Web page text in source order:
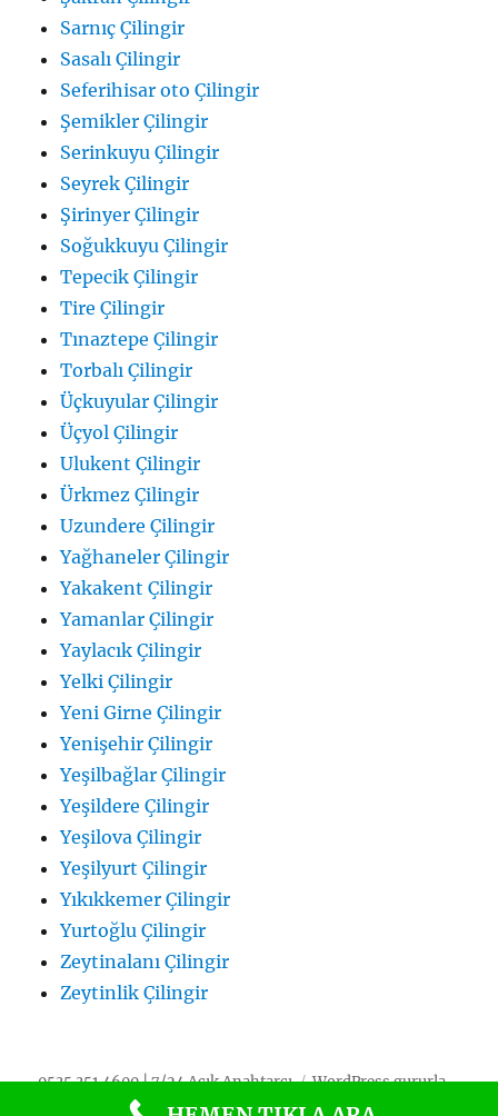
Sarnıç Çilingir
Sasalı Çilingir
Seferihisar oto Çilingir
Şemikler Çilingir
Serinkuyu Çilingir
Seyrek Çilingir
Şirinyer Çilingir
Soğukkuyu Çilingir
Tepecik Çilingir
Tire Çilingir
Tınaztepe Çilingir
Torbalı Çilingir
Üçkuyular Çilingir
Üçyol Çilingir
Ulukent Çilingir
Ürkmez Çilingir
Uzundere Çilingir
Yağhaneler Çilingir
Yakakent Çilingir
Yamanlar Çilingir
Yaylacık Çilingir
Yelki Çilingir
Yeni Girne Çilingir
Yenişehir Çilingir
Yeşilbağlar Çilingir
Yeşildere Çilingir
Yeşilova Çilingir
Yeşilyurt Çilingir
Yıkıkkemer Çilingir
Yurtoğlu Çilingir
Zeytinalanı Çilingir
Zeytinlik Çilingir
0535 351 4600 | 7/24 Açık Anahtarcı
WordPress gururla